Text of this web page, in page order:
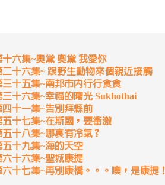
六集~奧黛 奧黛 我愛你
十六集~ 跟野生動物來個親近接觸
十五集~南邦市內行行食食
十六集~幸福的曙光 Sukhothai
十一集~告別拜縣前
十七集~在斯國，要衝激
十八集~哪裏有冷氣？
十九集~海的天空
十六集~聖城康提
十七集~再別康橋。。。噢，是康提！